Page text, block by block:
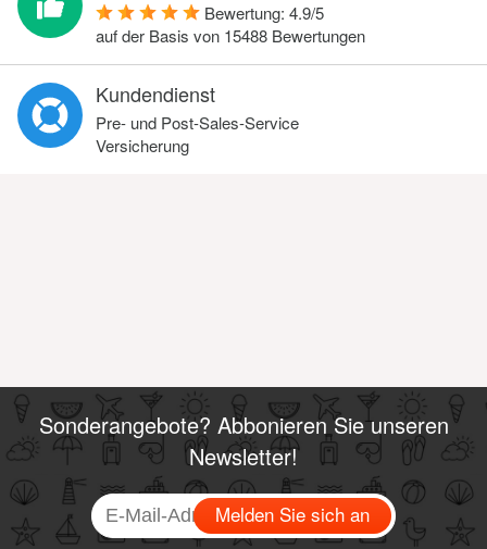
Bewertung: 4.9/5
auf der Basis von 15488 Bewertungen
Kundendienst
Pre- und Post-Sales-Service
Versicherung
Sonderangebote? Abbonieren Sie unseren
Newsletter!
Melden Sie sich an